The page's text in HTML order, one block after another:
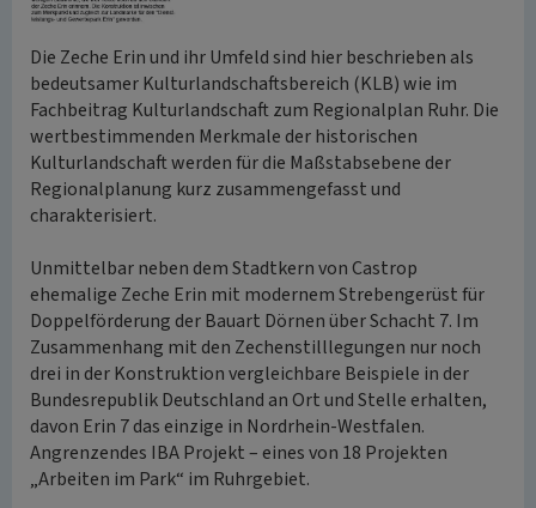
Die Zeche Erin und ihr Umfeld sind hier beschrieben als
bedeutsamer Kulturlandschaftsbereich (KLB) wie im
Fachbeitrag Kulturlandschaft zum Regionalplan Ruhr. Die
wertbestimmenden Merkmale der historischen
Kulturlandschaft werden für die Maßstabsebene der
Regionalplanung kurz zusammengefasst und
charakterisiert.
Unmittelbar neben dem Stadtkern von Castrop
ehemalige Zeche Erin mit modernem Strebengerüst für
Doppelförderung der Bauart Dörnen über Schacht 7. Im
Zusammenhang mit den Zechenstilllegungen nur noch
drei in der Konstruktion vergleichbare Beispiele in der
Bundesrepublik Deutschland an Ort und Stelle erhalten,
davon Erin 7 das einzige in Nordrhein-Westfalen.
Angrenzendes IBA Projekt – eines von 18 Projekten
„Arbeiten im Park“ im Ruhrgebiet.